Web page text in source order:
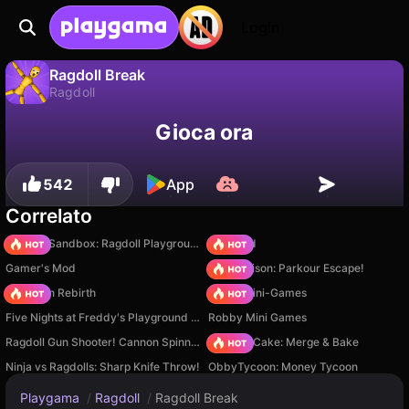
Ragdoll Break
Ragdoll
Salva i progressi!Gioca ora
542 App
Correlato
Sprunki Sandbox: Ragdoll Playground Mode
TB World
Gamer's Mod
Barry Prison: Parkour Escape!
Stickman Rebirth
Obby: Mini-Games
Five Nights at Freddy's Playground Sandbox
Robby Mini Games
Ragdoll Gun Shooter! Cannon Spinner Playground
Piece of Cake: Merge & Bake
Ninja vs Ragdolls: Sharp Knife Throw!
ObbyTycoon: Money Tycoon
Playgama / Ragdoll / Ragdoll Break